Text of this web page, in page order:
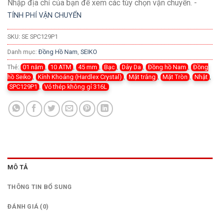
Nhập địa chỉ của bạn để xem các tùy chọn vận chuyển. -
TÍNH PHÍ VẬN CHUYỂN
SKU: SE SPC129P1
Danh mục: Đồng Hồ Nam, SEIKO
Thẻ: 01 năm , 10 ATM , 45 mm , Bạc , Dây Da , Đồng hồ Nam , Đồng
hồ Seiko , Kính Khoáng (Hardlex Crystal) , Mặt trắng , Mặt Tròn , Nhật ,
SPC129P1 , Vỏ thép không gỉ 316L
MÔ TẢ
THÔNG TIN BỔ SUNG
ĐÁNH GIÁ (0)